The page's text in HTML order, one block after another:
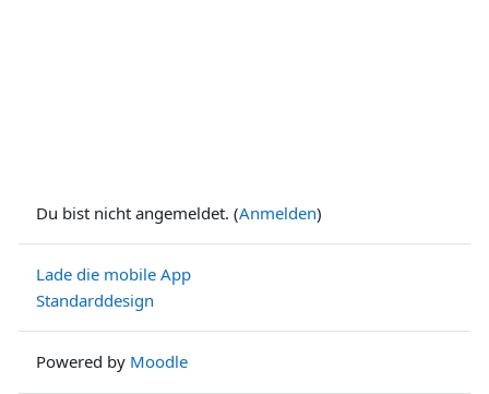
Du bist nicht angemeldet. (Anmelden)
Lade die mobile App
Standarddesign
Powered by Moodle